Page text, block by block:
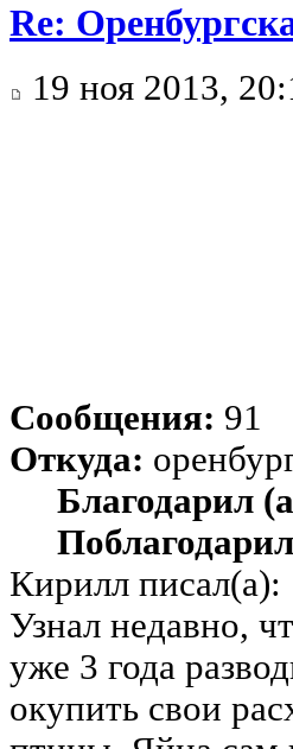
Re:
19 ноя 2013,
Сообщения: 91
Откуда:
Благодарил
Кирилл писал(а):
Узнал недавно,
уже 3 года
окупить свои